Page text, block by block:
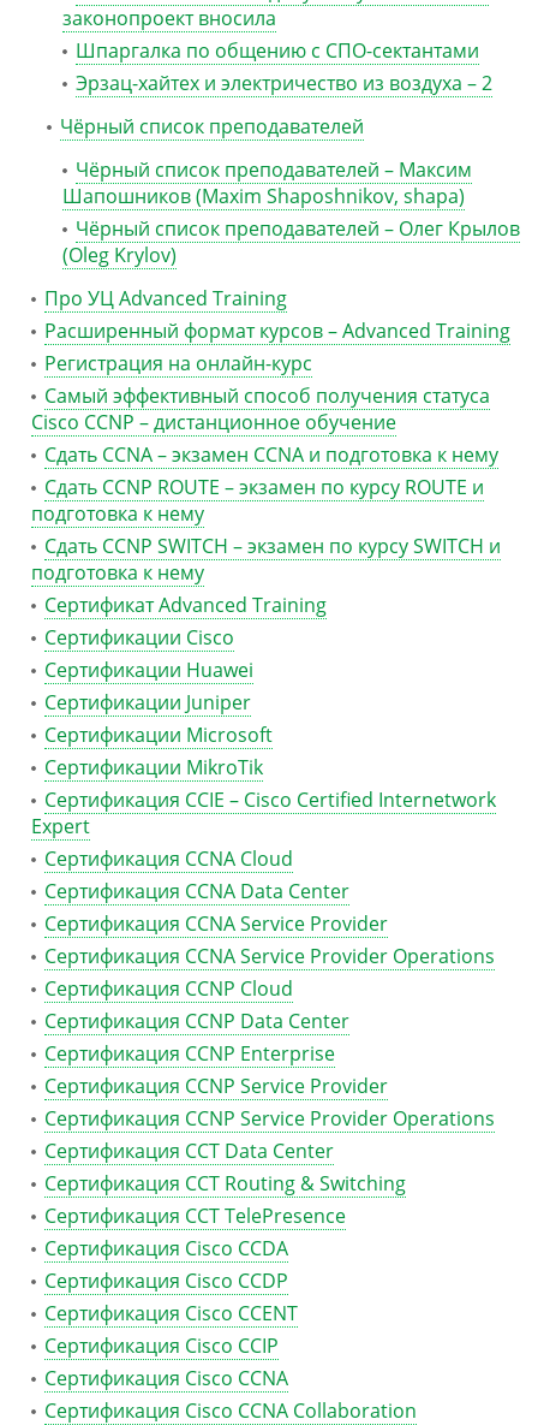
законопроект вносила
Шпаргалка по общению с СПО-сектантами
Эрзац-хайтех и электричество из воздуха – 2
Чёрный список преподавателей
Чёрный список преподавателей – Максим
Шапошников (Maxim Shaposhnikov, shapa)
Чёрный список преподавателей – Олег Крылов
(Oleg Krylov)
Про УЦ Advanced Training
Расширенный формат курсов – Advanced Training
Регистрация на онлайн-курс
Самый эффективный способ получения статуса
Cisco CCNP – дистанционное обучение
Сдать CCNA – экзамен CCNA и подготовка к нему
Сдать CCNP ROUTE – экзамен по курсу ROUTE и
подготовка к нему
Сдать CCNP SWITCH – экзамен по курсу SWITCH и
подготовка к нему
Сертификат Advanced Training
Сертификации Cisco
Сертификации Huawei
Сертификации Juniper
Сертификации Microsoft
Сертификации MikroTik
Сертификация CCIE – Cisco Certified Internetwork
Expert
Сертификация CCNA Cloud
Сертификация CCNA Data Center
Сертификация CCNA Service Provider
Сертификация CCNA Service Provider Operations
Сертификация CCNP Cloud
Сертификация CCNP Data Center
Сертификация CCNP Enterprise
Сертификация CCNP Service Provider
Сертификация CCNP Service Provider Operations
Сертификация CCT Data Center
Сертификация CCT Routing & Switching
Сертификация CCT TelePresence
Сертификация Cisco CCDA
Сертификация Cisco CCDP
Сертификация Cisco CCENT
Сертификация Cisco CCIP
Сертификация Cisco CCNA
Сертификация Cisco CCNA Collaboration